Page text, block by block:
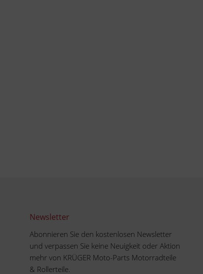
Newsletter
Abonnieren Sie den kostenlosen Newsletter
und verpassen Sie keine Neuigkeit oder Aktion
mehr von KRÜGER Moto-Parts Motorradteile
& Rollerteile.